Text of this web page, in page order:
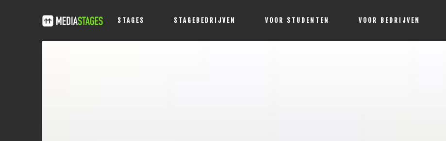
STAGES STAGEBEDRIJVEN VOOR STUDENTEN VOOR BEDRIJVEN